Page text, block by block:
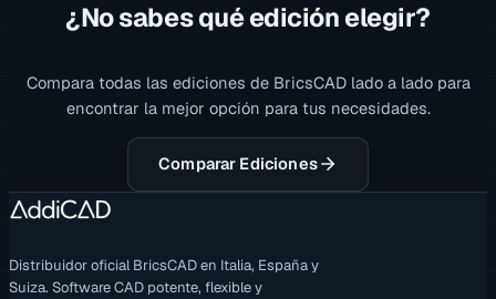
¿No sabes qué edición elegir?
Compara todas las ediciones de BricsCAD lado a lado para
encontrar la mejor opción para tus necesidades.
Comparar Ediciones
Distribuidor oficial BricsCAD en Italia, España y
Suiza. Software CAD potente, flexible y